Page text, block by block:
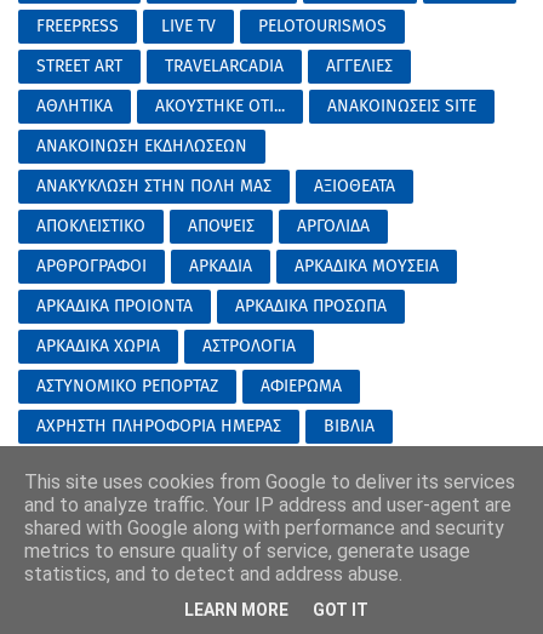
FREEPRESS
LIVE TV
PELOTOURISMOS
STREET ART
TRAVELARCADIA
ΑΓΓΕΛΙΕΣ
ΑΘΛΗΤΙΚΑ
ΑΚΟΥΣΤΗΚΕ ΟΤΙ...
ΑΝΑΚΟΙΝΩΣΕΙΣ SITE
ΑΝΑΚΟΙΝΩΣΗ ΕΚΔΗΛΩΣΕΩΝ
ΑΝΑΚΥΚΛΩΣΗ ΣΤΗΝ ΠΟΛΗ ΜΑΣ
ΑΞΙΟΘΕΑΤΑ
ΑΠΟΚΛΕΙΣΤΙΚΟ
ΑΠΟΨΕΙΣ
ΑΡΓΟΛΙΔΑ
ΑΡΘΡΟΓΡΑΦΟΙ
ΑΡΚΑΔΙΑ
ΑΡΚΑΔΙΚΑ ΜΟΥΣΕΙΑ
ΑΡΚΑΔΙΚΑ ΠΡΟΙΟΝΤΑ
ΑΡΚΑΔΙΚΑ ΠΡΟΣΩΠΑ
ΑΡΚΑΔΙΚΑ ΧΩΡΙΑ
ΑΣΤΡΟΛΟΓΙΑ
ΑΣΤΥΝΟΜΙΚΟ ΡΕΠΟΡΤΑΖ
ΑΦΙΕΡΩΜΑ
ΑΧΡΗΣΤΗ ΠΛΗΡΟΦΟΡΙΑ ΗΜΕΡΑΣ
ΒΙΒΛΙΑ
ΓΑΜΟΙ ΒΑΠΤΙΣΕΙΣ
ΓΕΝΙΚΕΣ ΕΙΔΗΣΕΙΣ
ΓΙΟΡΤΕΣ ΣΤΗΝ ΑΡΚΑΔΙΑ
ΓΟΡΤΥΝΙΑ
ΔΕΛΤΙΑ ΕΙΔΗΣΕΩΝ
ΔΗΜΟΣΙΑ ΒΙΒΛΙΟΘΗΚΗ ΤΡΙΠΟΛΗΣ
ΔΙΑΤΡΟΦΗ
This site uses cookies from Google to deliver its services
and to analyze traffic. Your IP address and user-agent are
shared with Google along with performance and security
metrics to ensure quality of service, generate usage
statistics, and to detect and address abuse.
LEARN MORE GOT IT